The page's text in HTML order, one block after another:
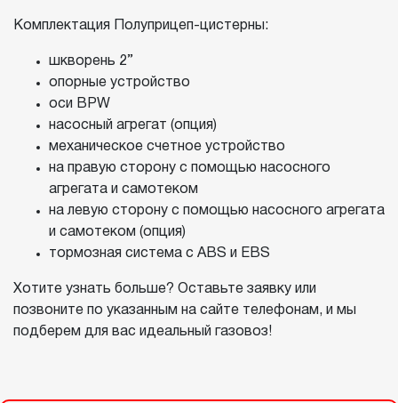
Комплектация Полуприцеп-цистерны:
шкворень 2”
опорные устройство
оси BPW
насосный агрегат (опция)
механическое счетное устройство
на правую сторону с помощью насосного
агрегата и самотеком
на левую сторону с помощью насосного агрегата
и самотеком (опция)
тормозная система c ABS и EBS
Хотите узнать больше? Оставьте заявку или
позвоните по указанным на сайте телефонам, и мы
подберем для вас идеальный газовоз!